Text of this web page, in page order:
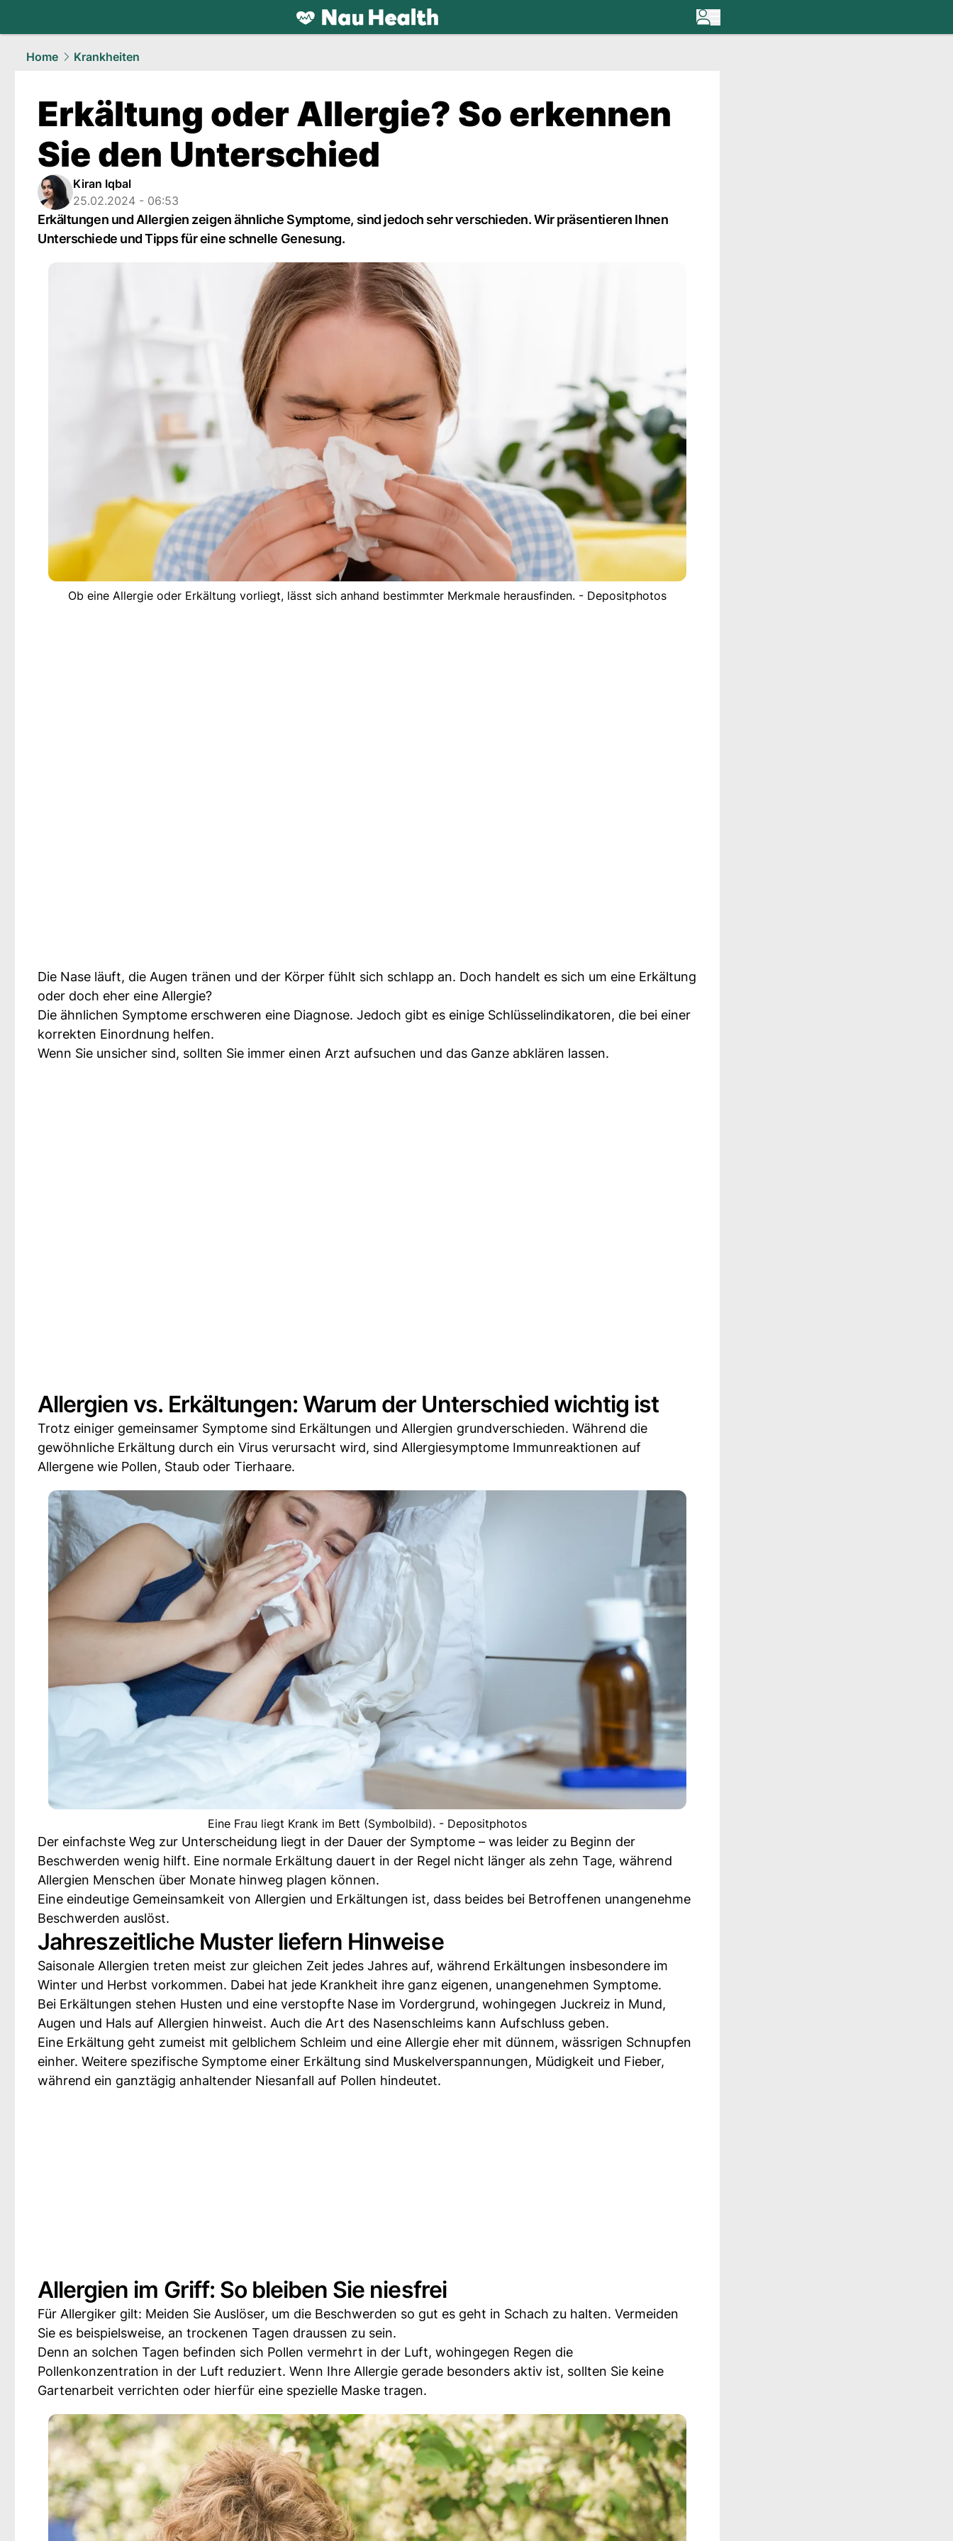
health.NAU.ch
Home
Krankheiten
Erkältung oder Allergie? So erkennen
Sie den Unterschied
Kiran Iqbal
25.02.2024 - 06:53
Erkältungen und Allergien zeigen ähnliche Symptome, sind jedoch sehr verschieden. Wir präsentieren Ihnen
Unterschiede und Tipps für eine schnelle Genesung.
Ob eine Allergie oder Erkältung vorliegt, lässt sich anhand bestimmter Merkmale herausfinden. - Depositphotos
Die Nase läuft, die Augen tränen und der Körper fühlt sich schlapp an. Doch handelt es sich um eine Erkältung
oder doch eher eine Allergie?
Die ähnlichen Symptome erschweren eine Diagnose. Jedoch gibt es einige Schlüsselindikatoren, die bei einer
korrekten Einordnung helfen.
Wenn Sie unsicher sind, sollten Sie immer einen Arzt aufsuchen und das Ganze abklären lassen.
Allergien vs. Erkältungen: Warum der Unterschied wichtig ist
Trotz einiger gemeinsamer Symptome sind Erkältungen und Allergien grundverschieden. Während die
gewöhnliche Erkältung durch ein Virus verursacht wird, sind Allergiesymptome Immunreaktionen auf
Allergene wie Pollen, Staub oder Tierhaare.
Eine Frau liegt Krank im Bett (Symbolbild). - Depositphotos
Der einfachste Weg zur Unterscheidung liegt in der Dauer der Symptome – was leider zu Beginn der
Beschwerden wenig hilft. Eine normale Erkältung dauert in der Regel nicht länger als zehn Tage, während
Allergien Menschen über Monate hinweg plagen können.
Eine eindeutige Gemeinsamkeit von Allergien und Erkältungen ist, dass beides bei Betroffenen unangenehme
Beschwerden auslöst.
Jahreszeitliche Muster liefern Hinweise
Saisonale Allergien treten meist zur gleichen Zeit jedes Jahres auf, während Erkältungen insbesondere im
Winter und Herbst vorkommen. Dabei hat jede Krankheit ihre ganz eigenen, unangenehmen Symptome.
Bei Erkältungen stehen Husten und eine verstopfte Nase im Vordergrund, wohingegen Juckreiz in Mund,
Augen und Hals auf Allergien hinweist. Auch die Art des Nasenschleims kann Aufschluss geben.
Eine Erkältung geht zumeist mit gelblichem Schleim und eine Allergie eher mit dünnem, wässrigen Schnupfen
einher. Weitere spezifische Symptome einer Erkältung sind Muskelverspannungen, Müdigkeit und Fieber,
während ein ganztägig anhaltender Niesanfall auf Pollen hindeutet.
Allergien im Griff: So bleiben Sie niesfrei
Für Allergiker gilt: Meiden Sie Auslöser, um die Beschwerden so gut es geht in Schach zu halten. Vermeiden
Sie es beispielsweise, an trockenen Tagen draussen zu sein.
Denn an solchen Tagen befinden sich Pollen vermehrt in der Luft, wohingegen Regen die
Pollenkonzentration in der Luft reduziert. Wenn Ihre Allergie gerade besonders aktiv ist, sollten Sie keine
Gartenarbeit verrichten oder hierfür eine spezielle Maske tragen.